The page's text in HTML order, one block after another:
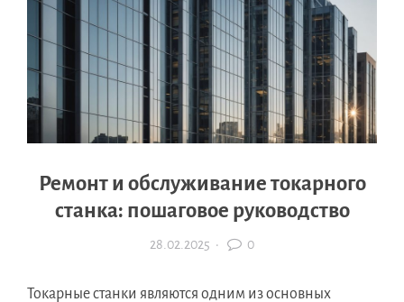
Ремонт и обслуживание токарного
станка: пошаговое руководство
28.02.2025 · 0
Токарные станки являются одним из основных